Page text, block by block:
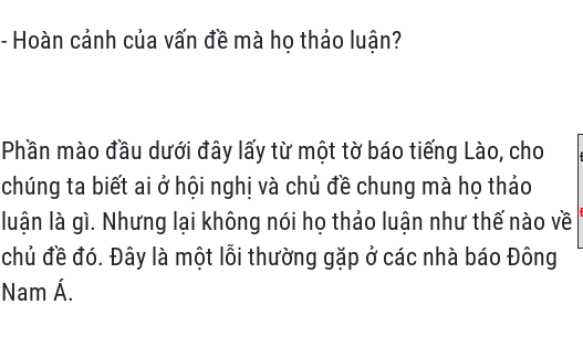
- Hoàn cảnh của vấn đề mà họ thảo luận?
Phần mào đầu dưới đây lấy từ một tờ báo tiếng Lào, cho
chúng ta biết ai ở hội nghị và chủ đề chung mà họ thảo
luận là gì. Nhưng lại không nói họ thảo luận như thế nào về
chủ đề đó. Đây là một lỗi thường gặp ở các nhà báo Đông
Nam Á.